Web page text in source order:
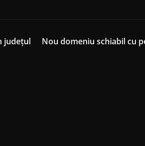
județul
Nou domeniu schiabil cu